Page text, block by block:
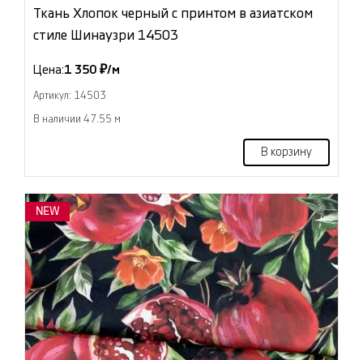
Ткань Хлопок черный с принтом в азиатском
стиле Шинаузри 14503
Цена:1 350 ₽/м
Артикул: 14503
В наличии 47.55 м
В корзину
NEW